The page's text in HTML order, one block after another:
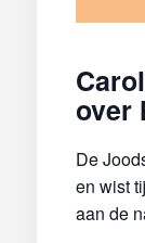
over
De
en wist
aan de